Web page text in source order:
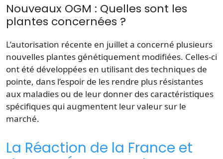
Nouveaux OGM : Quelles sont les
plantes concernées ?
L’autorisation récente en juillet a concerné plusieurs
nouvelles plantes génétiquement modifiées. Celles-ci
ont été développées en utilisant des techniques de
pointe, dans l’espoir de les rendre plus résistantes
aux maladies ou de leur donner des caractéristiques
spécifiques qui augmentent leur valeur sur le
marché.
La Réaction de la France et